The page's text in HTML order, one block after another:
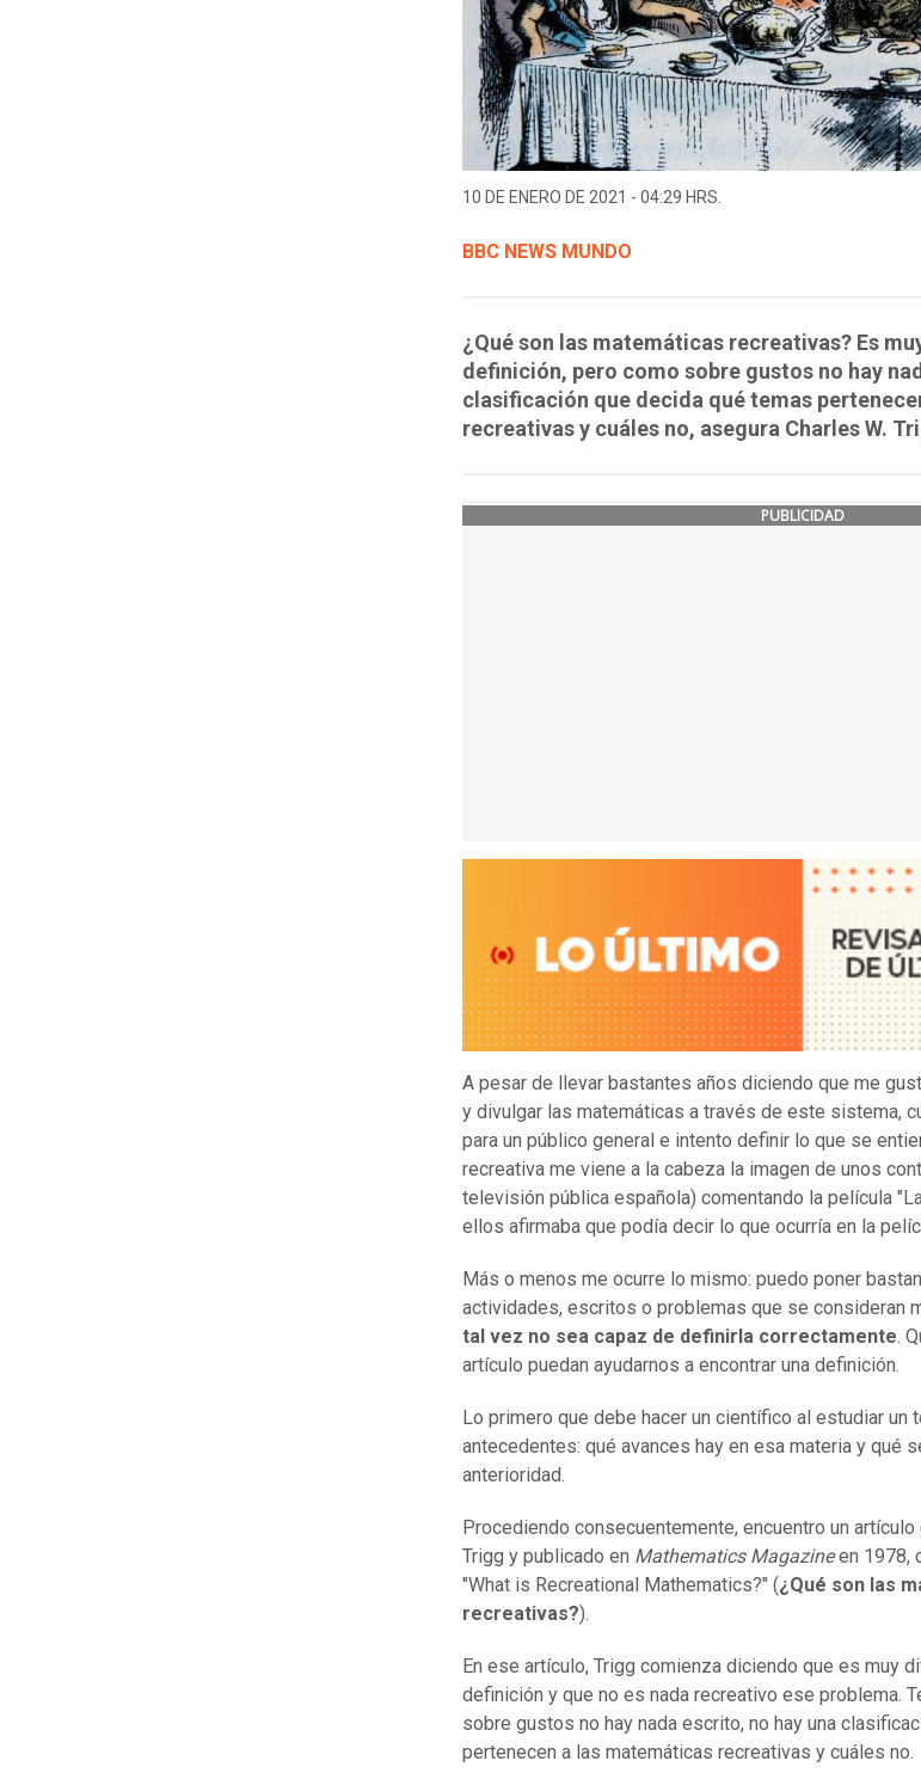
10 DE ENERO DE 2021 - 04:29 HRS.
BBC NEWS MUNDO
¿Qué son las matemáticas recreativas? Es
definición, pero como sobre gustos no hay
clasificación que decida qué temas
recreativas y cuáles no, asegura Charles W.
PUBLICIDAD
A pesar de llevar bastantes años diciendo que me
y divulgar las matemáticas a través de este sistema,
para un público general e intento definir lo que se
recreativa me viene a la cabeza la imagen de unos
televisión pública española) comentando la película
ellos afirmaba que podía decir lo que ocurría en la
Más o menos me ocurre lo mismo: puedo poner
actividades, escritos o problemas que se consideran
tal vez no sea capaz de definirla correctamente.
artículo puedan ayudarnos a encontrar una definición.
Lo primero que debe hacer un científico al estudiar un
antecedentes: qué avances hay en esa materia y qué
anterioridad.
Procediendo consecuentemente, encuentro un
Trigg y publicado en Mathematics Magazineen 1978,
"What is Recreational Mathematics?" (¿Qué son las
recreativas?).
En ese artículo, Trigg comienza diciendo que es muy
definición y que no es nada recreativo ese problema.
sobre gustos no hay nada escrito, no hay una
pertenecen a las matemáticas recreativas y cuáles no.